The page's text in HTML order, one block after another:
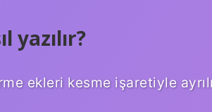
yazılır?
ekleri kesme işaretiyle